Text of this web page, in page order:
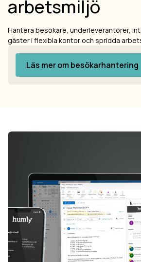
arbetsmiljö
Hantera besökare, underleverantörer,
gäster i flexibla kontor och spridda
Läs mer om besökarhantering